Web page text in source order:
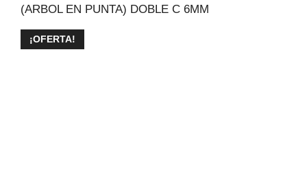
(ARBOL EN PUNTA) DOBLE C 6MM
¡OFERTA!